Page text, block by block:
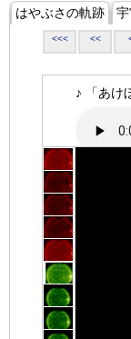
はやぶさの軌跡
<<< <<
♪ 「あけ